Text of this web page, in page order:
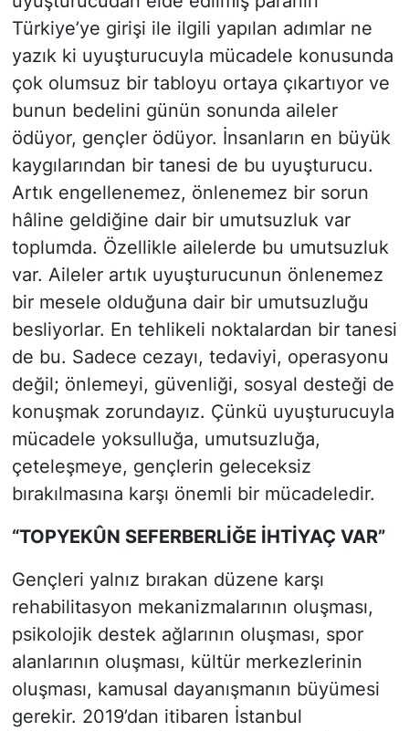
Türkiye’ye girişi ile ilgili yapılan adımlar ne
yazık ki uyuşturucuyla mücadele konusunda
çok olumsuz bir tabloyu ortaya çıkartıyor ve
bunun bedelini günün sonunda aileler
ödüyor, gençler ödüyor. İnsanların en büyük
kaygılarından bir tanesi de bu uyuşturucu.
Artık engellenemez, önlenemez bir sorun
hâline geldiğine dair bir umutsuzluk var
toplumda. Özellikle ailelerde bu umutsuzluk
var. Aileler artık uyuşturucunun önlenemez
bir mesele olduğuna dair bir umutsuzluğu
besliyorlar. En tehlikeli noktalardan bir tanesi
de bu. Sadece cezayı, tedaviyi, operasyonu
değil; önlemeyi, güvenliği, sosyal desteği de
konuşmak zorundayız. Çünkü uyuşturucuyla
mücadele yoksulluğa, umutsuzluğa,
çeteleşmeye, gençlerin geleceksiz
bırakılmasına karşı önemli bir mücadeledir.
“TOPYEKÛN SEFERBERLİĞE İHTİYAÇ VAR”
Gençleri yalnız bırakan düzene karşı
rehabilitasyon mekanizmalarının oluşması,
psikolojik destek ağlarının oluşması, spor
alanlarının oluşması, kültür merkezlerinin
oluşması, kamusal dayanışmanın büyümesi
gerekir. 2019’dan itibaren İstanbul